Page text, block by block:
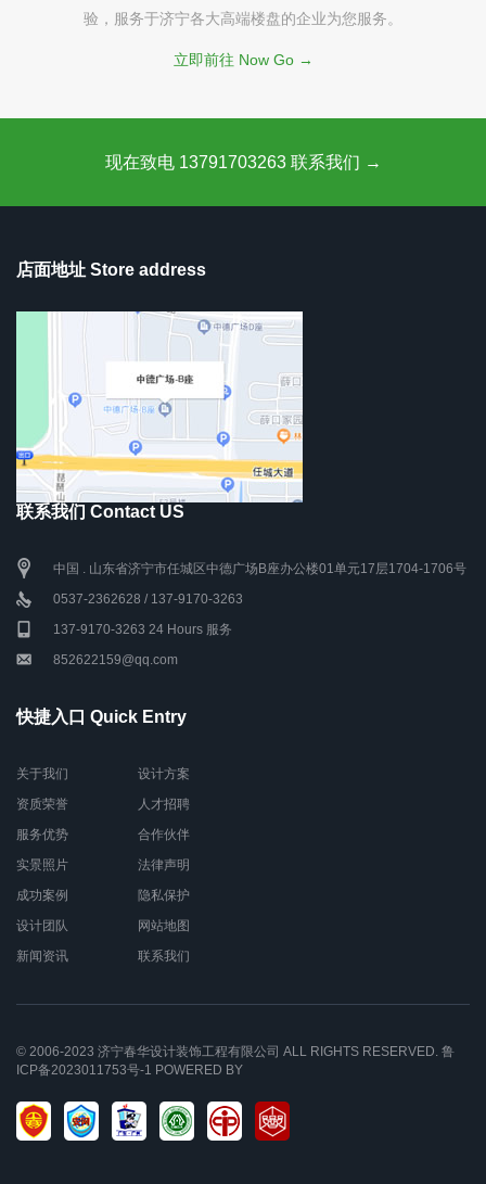
验，服务于济宁各大高端楼盘的企业为您服务。
立即前往 Now Go →
现在致电 13791703263 联系我们 →
店面地址 Store address
联系我们 Contact US
中国 . 山东省济宁市任城区中德广场B座办公楼01单元17层1704-1706号
0537-2362628 / 137-9170-3263
137-9170-3263 24 Hours 服务
852622159@qq.com
快捷入口 Quick Entry
关于我们
资质荣誉
服务优势
实景照片
成功案例
设计团队
新闻资讯
设计方案
人才招聘
合作伙伴
法律声明
隐私保护
网站地图
联系我们
© 2006-2023 济宁春华设计装饰工程有限公司 ALL RIGHTS RESERVED. 鲁
ICP备2023011753号-1 POWERED BY